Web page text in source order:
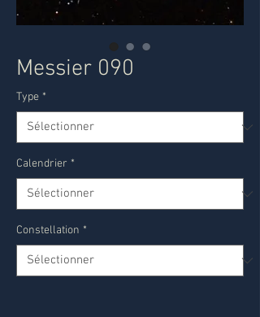
Messier 090
Type *
Calendrier *
Constellation *